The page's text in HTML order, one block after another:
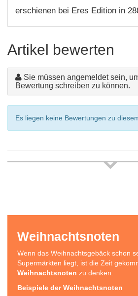
erschienen bei Eres Edition in
Artikel bewerten
Sie müssen angemeldet sein,
Bewertung schreiben zu können.
Es liegen keine Bewertungen zu
Weihnachtsnoten
Wenn das Weihnachtsgebäck schon
Supermärkten liegt, ist die Zeit
Weihnachtsnoten zu denken.
Beispiele der Weihnachtsnoten